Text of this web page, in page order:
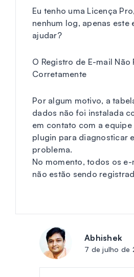
Eu tenho uma Licença
nenhum log, apenas este
ajudar?
O Registro de E-mail Não
Corretamente
Por algum motivo, a
dados não foi instalada
em contato com a
plugin para diagnosticar
problema.
No momento, todos os
não estão sendo
Abhishek
7 de julho de